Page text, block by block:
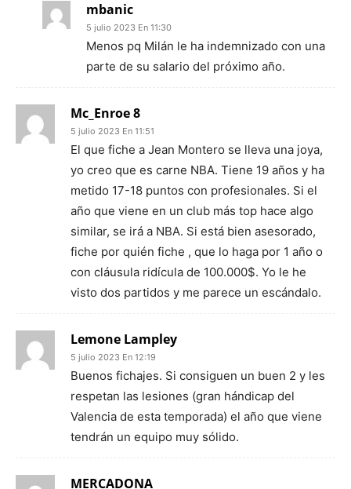
mbanic
5 julio 2023 En 11:30
Menos pq Milán le ha indemnizado con una
parte de su salario del próximo año.
Mc_Enroe 8
5 julio 2023 En 11:51
El que fiche a Jean Montero se lleva una joya,
yo creo que es carne NBA. Tiene 19 años y ha
metido 17-18 puntos con profesionales. Si el
año que viene en un club más top hace algo
similar, se irá a NBA. Si está bien asesorado,
fiche por quién fiche , que lo haga por 1 año o
con cláusula ridícula de 100.000$. Yo le he
visto dos partidos y me parece un escándalo.
Lemone Lampley
5 julio 2023 En 12:19
Buenos fichajes. Si consiguen un buen 2 y les
respetan las lesiones (gran hándicap del
Valencia de esta temporada) el año que viene
tendrán un equipo muy sólido.
MERCADONA